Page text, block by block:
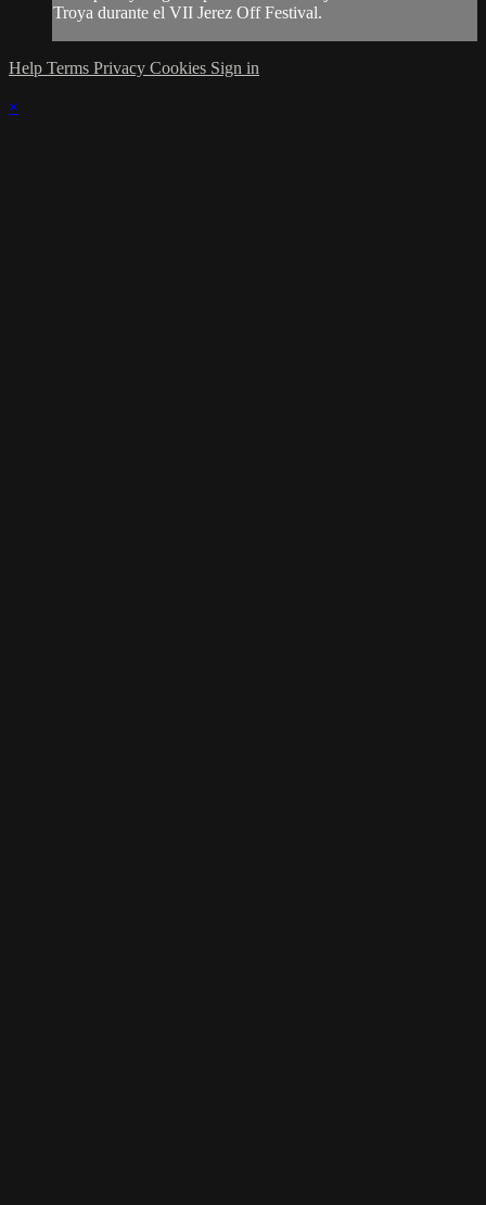
Troya durante el VII Jerez Off Festival.
Help Terms Privacy Cookies Sign in
×